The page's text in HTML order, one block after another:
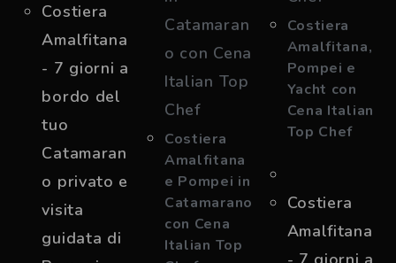
Costiera
Amalfitana
- 7 giorni a
bordo del
tuo
Catamaran
o privato e
visita
guidata di
Costiera
Amalfitana
e Pompei in
Catamarano
con Cena
Italian Top
Costiera
Amalfitana,
Pompei e
Yacht con
Cena Italian
Top Chef
Costiera
Amalfitana